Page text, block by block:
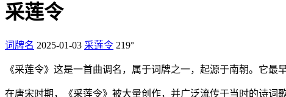
采莲令
词牌名 2025-01-03 采莲令 219°
《采莲令》这是一首曲调名，属于词牌之一，起源于南朝。它
在唐宋时期，《采莲令》被大量创作，并广泛流传于当时的诗词